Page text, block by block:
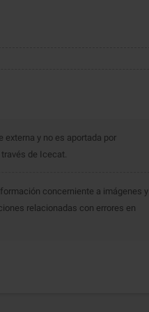
y no es aportada por
de Icecat.
concerniente a imágenes y
relacionadas con errores en